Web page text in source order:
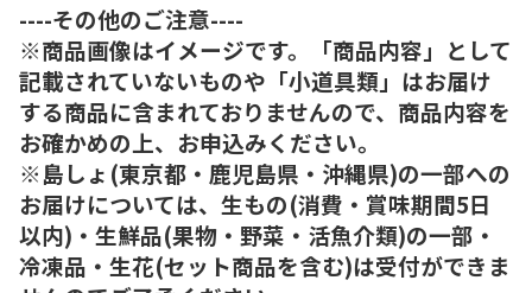
----その他のご注意----
※商品画像はイメージです。「商品内容」として
記載されていないものや「小道具類」はお届け
する商品に含まれておりませんので、商品内容を
お確かめの上、お申込みください。
※島しょ(東京都・鹿児島県・沖縄県)の一部への
お届けについては、生もの(消費・賞味期間5日
以内)・生鮮品(果物・野菜・活魚介類)の一部・
冷凍品・生花(セット商品を含む)は受付ができま